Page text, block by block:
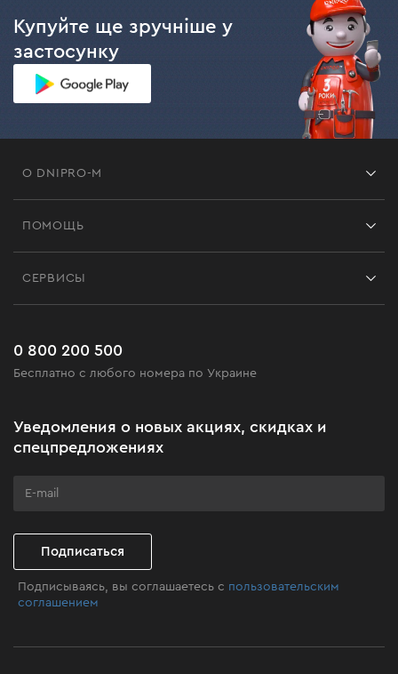
Купуйте ще зручніше у
застосунку
О DNIPRO-M
Черная пятница
Клуб мастерства
ПОМОЩЬ
Часто задаваемые вопросы
СЕРВИСЫ
0 800 200 500
Бесплатно с любого номера по Украине
Уведомления о новых акциях, скидках и
спецпредложениях
Подписаться
Подписываясь, вы соглашаетесь с пользовательским
соглашением